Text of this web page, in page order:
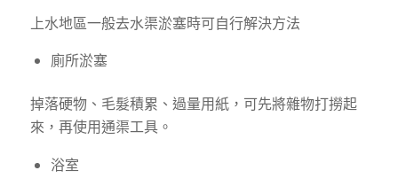
上水地區一般去水渠淤塞時可自行解決方法
廁所淤塞
掉落硬物、毛髮積累、過量用紙，可先將雜物打撈起
來，再使用通渠工具。
浴室